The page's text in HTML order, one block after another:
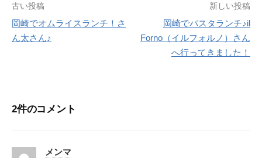
投
ビ
ー
古い投稿
岡崎でオムライスランチ！さ
ん太さん♪
新しい投稿
岡崎でパスタランチ♪il
Forno（イルフォルノ）さん
へ行ってきました！
2件のコメント
メンマ